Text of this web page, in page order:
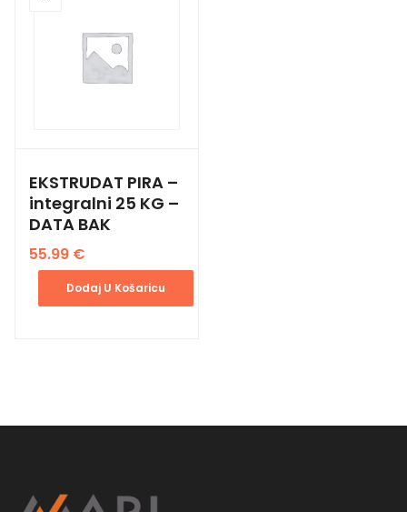
EKSTRUDAT PIRA –
integralni 25 KG –
DATA BAK
55.99 €
Dodaj U Košaricu